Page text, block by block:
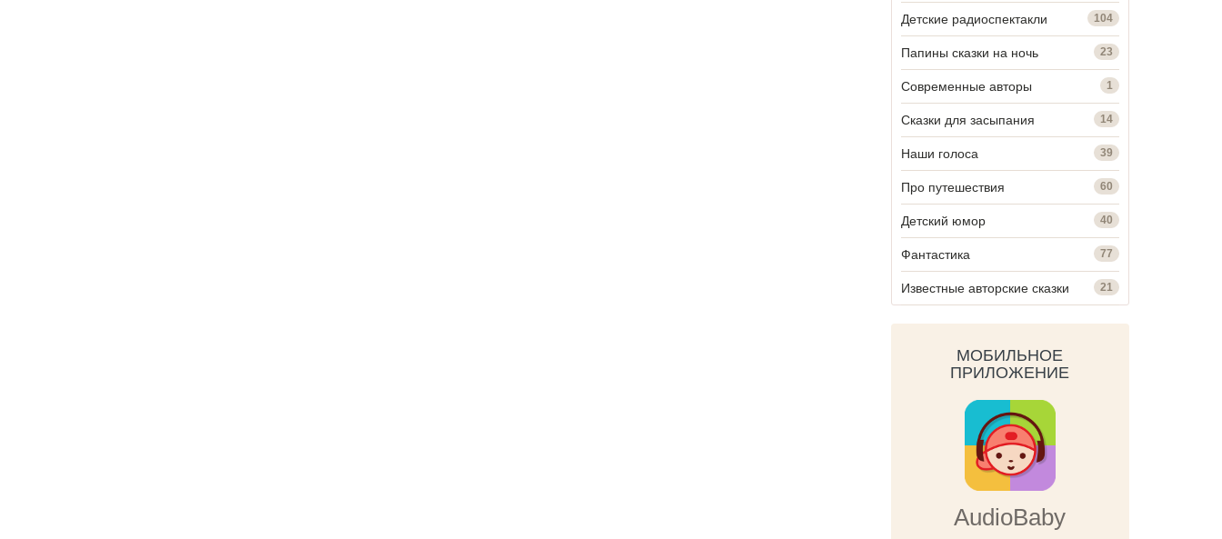
Детские радиоспектакли 104
Папины сказки на ночь 23
Современные авторы 1
Сказки для засыпания 14
Наши голоса 39
Про путешествия 60
Детский юмор 40
Фантастика 77
Известные авторские сказки 21
МОБИЛЬНОЕ
ПРИЛОЖЕНИЕ
AudioBaby